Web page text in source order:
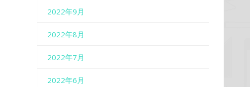
2022年9月
2022年8月
2022年7月
2022年6月